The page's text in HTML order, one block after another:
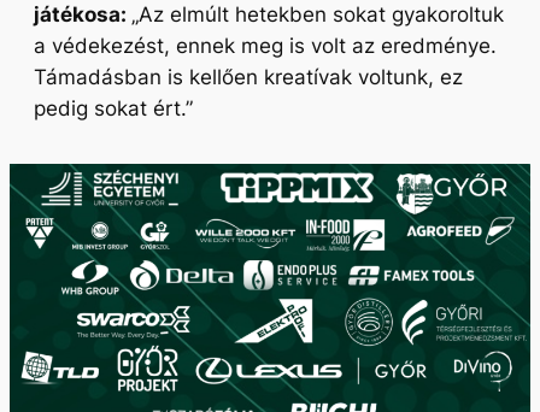
játékosa: „Az elmúlt hetekben sokat gyakoroltuk
a védekezést, ennek meg is volt az eredménye.
Támadásban is kellően kreatívak voltunk, ez
pedig sokat ért.”